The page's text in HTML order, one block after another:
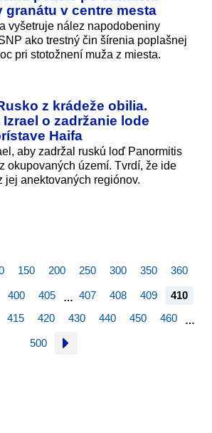
granátu v centre mesta
vyšetruje nález napodobeniny
ako trestný čin šírenia poplašnej
pri stotožnení muža z miesta.
z krádeže obilia.
o zadržanie lode
Haifa
aby zadržal ruskú loď Panormitis
okupovaných území. Tvrdí, že ide
jej anektovaných regiónov.
150 200 250 300 350 360
400 405 … 407 408 409
410
415 420 430 440 450 460 …
500